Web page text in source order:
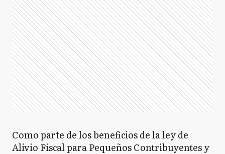
Como parte de los beneficios de la ley de
Alivio Fiscal para Pequeños Contribuyentes y